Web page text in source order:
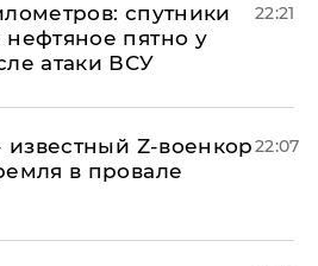
спутники
пятно у
атаки ВСУ
22:21
Z-военкор
в провале
22:07